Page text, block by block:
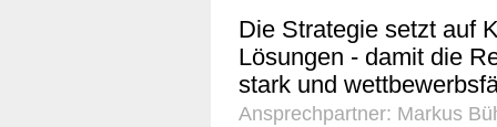
Die Strategie setzt auf
Lösungen - damit die
stark und
Ansprechpartner: Markus